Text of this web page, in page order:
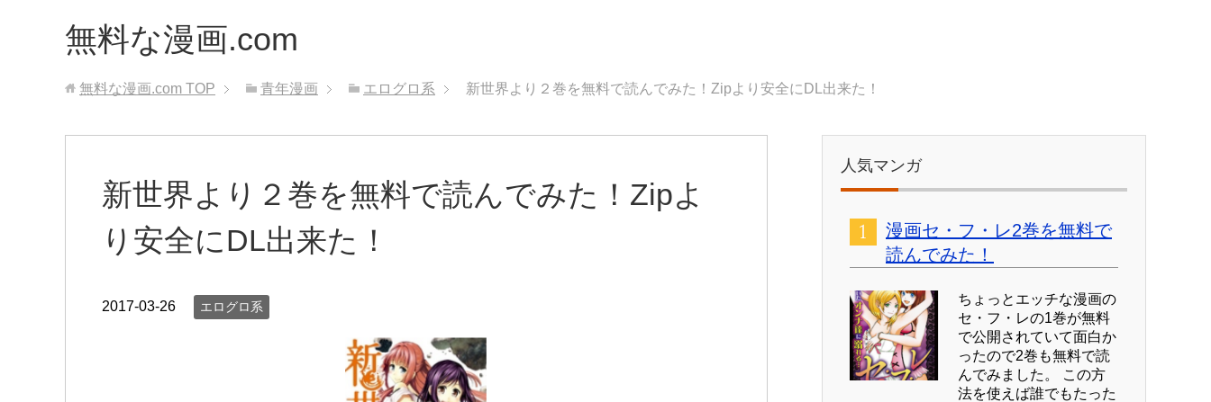
無料な漫画.com
無料な漫画.com TOP 青年漫画 エログロ系 新世界より２巻を無料で読んでみた！Zipより安全にDL出来た！
新世界より２巻を無料で読んでみた！Zipよ
り安全にDL出来た！
2017-03-26 エログロ系
人気マンガ
漫画セ・フ・レ2巻を無料で
読んでみた！
ちょっとエッチな漫画の
セ・フ・レの1巻が無料
で公開されていて面白か
ったので2巻も無料で読
んでみました。 この方
法を使えば誰でもたった